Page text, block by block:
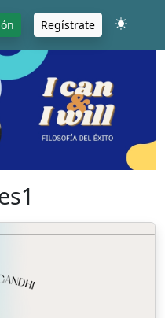
Regístrate